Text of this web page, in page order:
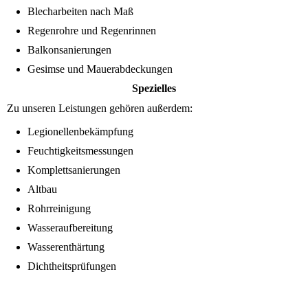
Blecharbeiten nach Maß
Regenrohre und Regenrinnen
Balkonsanierungen
Gesimse und Mauerabdeckungen
Spezielles
Zu unseren Leistungen gehören außerdem:
Legionellenbekämpfung
Feuchtigkeitsmessungen
Komplettsanierungen
Altbau
Rohrreinigung
Wasseraufbereitung
Wasserenthärtung
Dichtheitsprüfungen